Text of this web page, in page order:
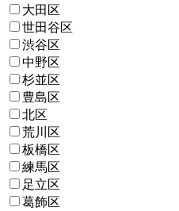
大田区
世田谷区
渋谷区
中野区
杉並区
豊島区
北区
荒川区
板橋区
練馬区
足立区
葛飾区